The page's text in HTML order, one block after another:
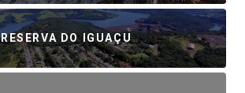
RESERVA DO IGUAÇU